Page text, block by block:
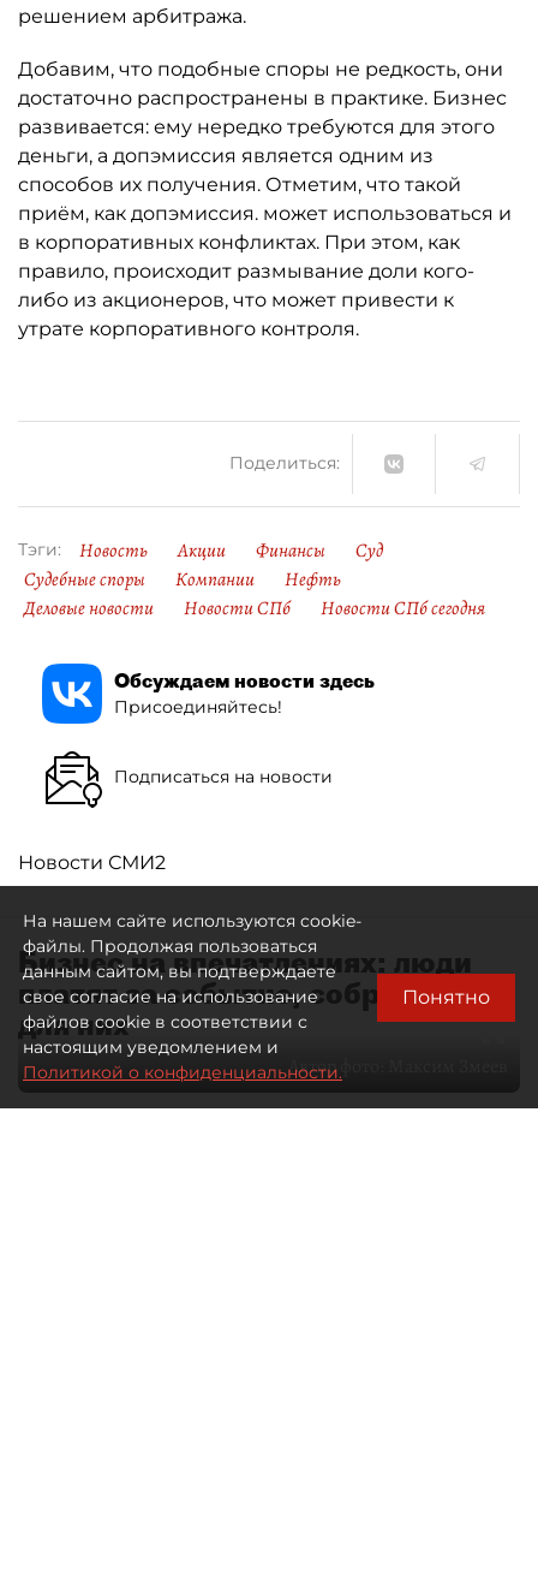
решением арбитража.
Добавим, что подобные споры не редкость, они
достаточно распространены в практике. Бизнес
развивается: ему нередко требуются для этого
деньги, а допэмиссия является одним из
способов их получения. Отметим, что такой
приём, как допэмиссия. может использоваться и
в корпоративных конфликтах. При этом, как
правило, происходит размывание доли кого-
либо из акционеров, что может привести к
утрате корпоративного контроля.
Поделиться:
Тэги: Новость Акции Финансы
Суд
Судебные споры
Компании
Нефть
Деловые новости
Новости СПб Новости СПб сегодня
Обсуждаем новости здесь
Присоединяйтесь!
Подписаться на новости
Новости СМИ2
Бизнес на впечатлениях: люди
платят за событие, собранное
для них
Автор фото:
На нашем сайте используются cookie-
файлы. Продолжая пользоваться
данным сайтом, вы подтверждаете
свое согласие на использование
файлов cookie в соответствии с
настоящим уведомлением и
Политикой о конфиденциальности.
Понятно